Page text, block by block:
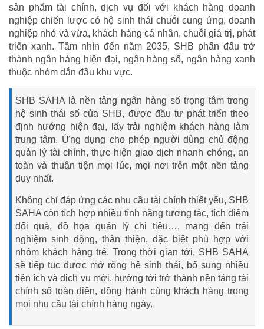
sản phẩm tài chính, dịch vụ đối với khách hàng doanh
nghiệp chiến lược có hệ sinh thái chuỗi cung ứng, doanh
nghiệp nhỏ và vừa, khách hàng cá nhân, chuỗi giá trị, phát
triển xanh. Tầm nhìn đến năm 2035, SHB phấn đấu trở
thành ngân hàng hiện đại, ngân hàng số, ngân hàng xanh
thuộc nhóm dẫn đầu khu vực.
SHB SAHA là nền tảng ngân hàng số trọng tâm trong
hệ sinh thái số của SHB, được đầu tư phát triển theo
định hướng hiện đại, lấy trải nghiệm khách hàng làm
trung tâm. Ứng dụng cho phép người dùng chủ động
quản lý tài chính, thực hiện giao dịch nhanh chóng, an
toàn và thuận tiện mọi lúc, mọi nơi trên một nền tảng
duy nhất.
Không chỉ đáp ứng các nhu cầu tài chính thiết yếu, SHB
SAHA còn tích hợp nhiều tính năng tương tác, tích điểm
đổi quà, đồ họa quản lý chi tiêu…, mang đến trải
nghiệm sinh động, thân thiện, đặc biệt phù hợp với
nhóm khách hàng trẻ. Trong thời gian tới, SHB SAHA
sẽ tiếp tục được mở rộng hệ sinh thái, bổ sung nhiều
tiện ích và dịch vụ mới, hướng tới trở thành nền tảng tài
chính số toàn diện, đồng hành cùng khách hàng trong
mọi nhu cầu tài chính hàng ngày.